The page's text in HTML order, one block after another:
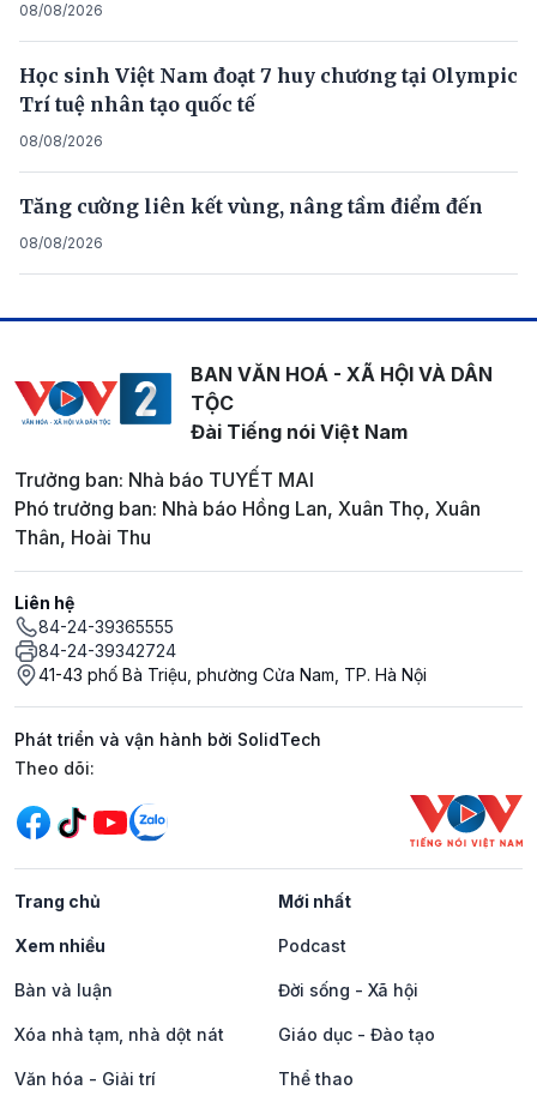
08/08/2026
Học sinh Việt Nam đoạt 7 huy chương tại Olympic
Trí tuệ nhân tạo quốc tế
08/08/2026
Tăng cường liên kết vùng, nâng tầm điểm đến
08/08/2026
BAN VĂN HOÁ - XÃ HỘI VÀ DÂN
TỘC
Đài Tiếng nói Việt Nam
Trưởng ban: Nhà báo TUYẾT MAI
Phó trưởng ban: Nhà báo Hồng Lan, Xuân Thọ, Xuân
Thân, Hoài Thu
Liên hệ
84-24-39365555
84-24-39342724
41-43 phố Bà Triệu, phường Cửa Nam, TP. Hà Nội
Phát triển và vận hành bởi SolidTech
Mạng xã hội
Theo dõi:
Trang chủ Mới nhất
Xem nhiều Podcast
Bàn và luận Đời sống - Xã hội
Xóa nhà tạm, nhà dột nát Giáo dục - Đào tạo
Văn hóa - Giải trí Thể thao